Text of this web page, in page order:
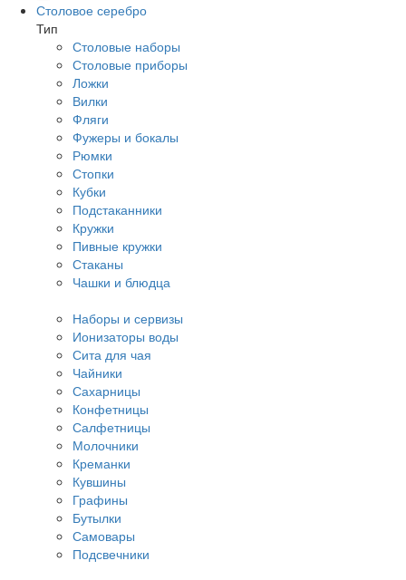
Столовое серебро
Тип
Столовые наборы
Столовые приборы
Ложки
Вилки
Фляги
Фужеры и бокалы
Рюмки
Стопки
Кубки
Подстаканники
Кружки
Пивные кружки
Стаканы
Чашки и блюдца
Наборы и сервизы
Ионизаторы воды
Сита для чая
Чайники
Сахарницы
Конфетницы
Салфетницы
Молочники
Креманки
Кувшины
Графины
Бутылки
Самовары
Подсвечники